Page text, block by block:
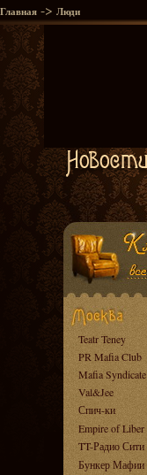
Главная -> Люди
Teatr Teney
PR Mafia Club
Mafia Syndicate
Val&Jee
Спич-ки
Empire of Liber
TT-Радио Сити
Бункер Мафии